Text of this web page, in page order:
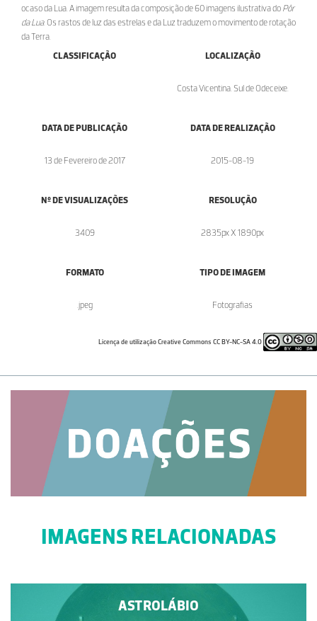
ocaso da Lua. A imagem resulta da composição de 60 imagens ilustrativa do Pôr
da Lua. Os rastos de luz das estrelas e da Luz traduzem o movimento de rotação
da Terra.
CLASSIFICAÇÃO
LOCALIZAÇÃO
Costa Vicentina. Sul de Odeceixe.
DATA DE PUBLICAÇÃO
13 de Fevereiro de 2017
DATA DE REALIZAÇÃO
2015-08-19
Nº DE VISUALIZAÇÕES
3409
RESOLUÇÃO
2835px X 1890px
FORMATO
.jpeg
TIPO DE IMAGEM
Fotografias
Licença de utilização Creative Commons CC BY-NC-SA 4.0
IMAGENS RELACIONADAS
ASTROLÁBIO